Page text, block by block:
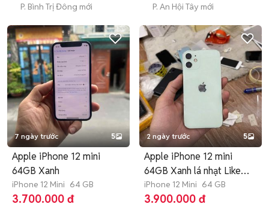
P. Bình Trị Đông mới
P. An Hội Tây mới
7 ngày trước 5
Apple iPhone 12 mini
64GB Xanh
iPhone 12 Mini 64 GB
3.700.000 đ
2 ngày trước 5
Apple iPhone 12 mini
64GB Xanh lá nhạt Like
New
iPhone 12 Mini 64 GB
3.900.000 đ